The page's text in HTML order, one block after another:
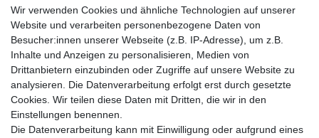
immer es möglich ist, auf den Einsatz von Kunststoffen und
Plastik.
Wir verwenden Cookies und ähnliche Technologien auf unserer
Website und verarbeiten personenbezogene Daten von
Besucher:innen unserer Webseite (z.B. IP-Adresse), um z.B.
Inhalte und Anzeigen zu personalisieren, Medien von
Drittanbietern einzubinden oder Zugriffe auf unsere Website zu
analysieren. Die Datenverarbeitung erfolgt erst durch gesetzte
Cookies. Wir teilen diese Daten mit Dritten, die wir in den
Einstellungen benennen.
Die Datenverarbeitung kann mit Einwilligung oder aufgrund eines